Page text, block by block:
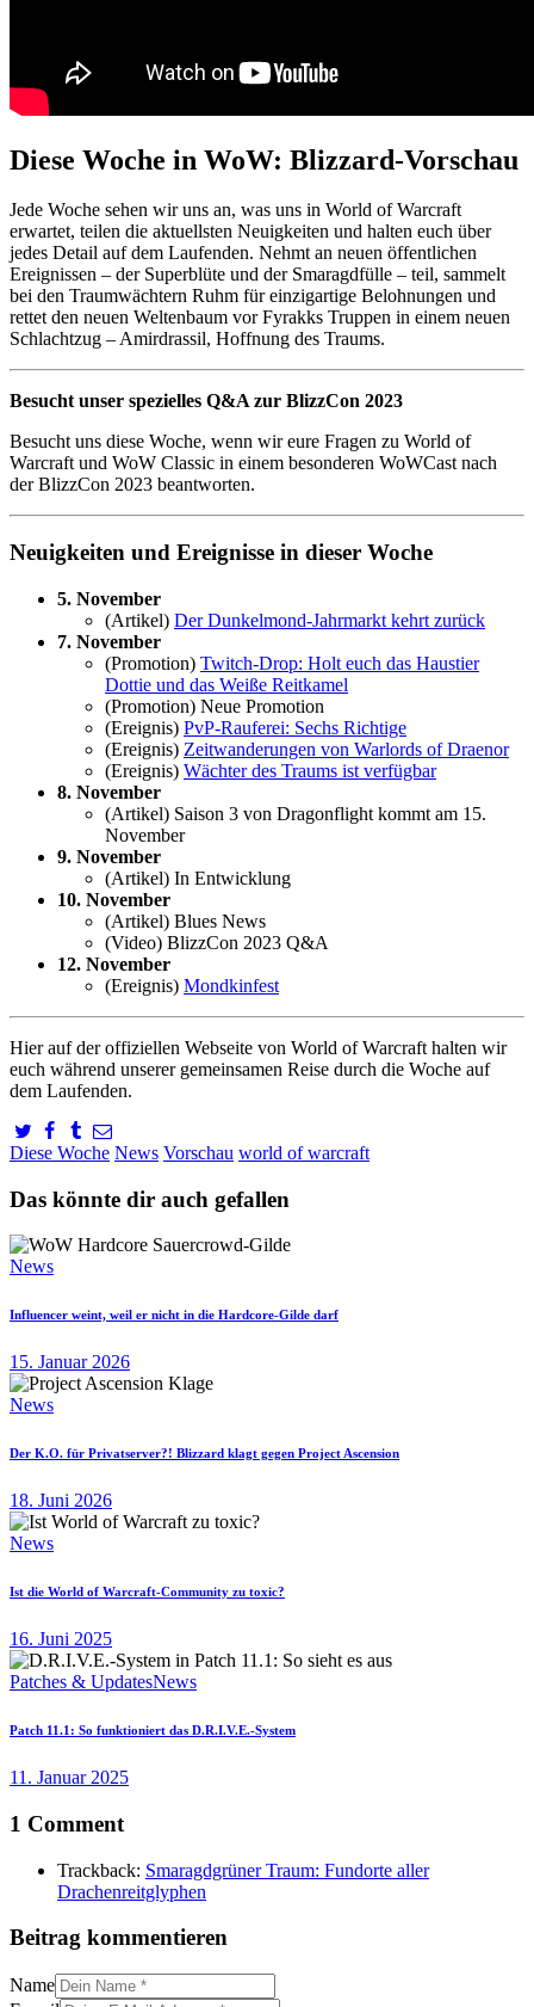
Diese Woche in WoW: Blizzard-Vorschau
Jede Woche sehen wir uns an, was uns in World of Warcraft
erwartet, teilen die aktuellsten Neuigkeiten und halten euch über
jedes Detail auf dem Laufenden. Nehmt an neuen öffentlichen
Ereignissen – der Superblüte und der Smaragdfülle – teil, sammelt
bei den Traumwächtern Ruhm für einzigartige Belohnungen und
rettet den neuen Weltenbaum vor Fyrakks Truppen in einem neuen
Schlachtzug – Amirdrassil, Hoffnung des Traums.
Besucht unser spezielles Q&A zur BlizzCon 2023
Besucht uns diese Woche, wenn wir eure Fragen zu World of
Warcraft und WoW Classic in einem besonderen WoWCast nach
der BlizzCon 2023 beantworten.
Neuigkeiten und Ereignisse in dieser Woche
5. November
(Artikel) Der Dunkelmond-Jahrmarkt kehrt zurück
7. November
(Promotion) Twitch-Drop: Holt euch das Haustier
Dottie und das Weiße Reitkamel
(Promotion) Neue Promotion
(Ereignis) PvP-Rauferei: Sechs Richtige
(Ereignis) Zeitwanderungen von Warlords of Draenor
(Ereignis) Wächterdes Traums ist verfügbar
8. November
(Artikel) Saison 3 von Dragonflight kommt am 15.
November
9. November
(Artikel) In Entwicklung
10. November
(Artikel) Blues News
(Video) BlizzCon 2023 Q&A
12. November
(Ereignis) Mondkinfest
Hier auf der offiziellen Webseite von World of Warcraft halten wir
euch während unserer gemeinsamen Reise durch die Woche auf
dem Laufenden.
Diese Woche News Vorschau world of warcraft
Das könnte dir auch gefallen
News
Influencer weint, weil er nicht in die Hardcore-Gilde darf
15. Januar 2026
News
Der K.O. für Privatserver?! Blizzard klagt gegen Project Ascension
18. Juni 2026
News
Ist die World of Warcraft-Community zu toxic?
16. Juni 2025
Patches & UpdatesNews
Patch 11.1: So funktioniert das D.R.I.V.E.-System
11. Januar 2025
1 Comment
Trackback: Smaragdgrüner Traum: Fundorte aller
Drachenreitglyphen
Beitrag kommentieren
Name